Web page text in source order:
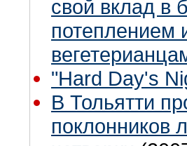
свой вклад в
потеплением
"Hard Day's
В Тольятти
поклонников